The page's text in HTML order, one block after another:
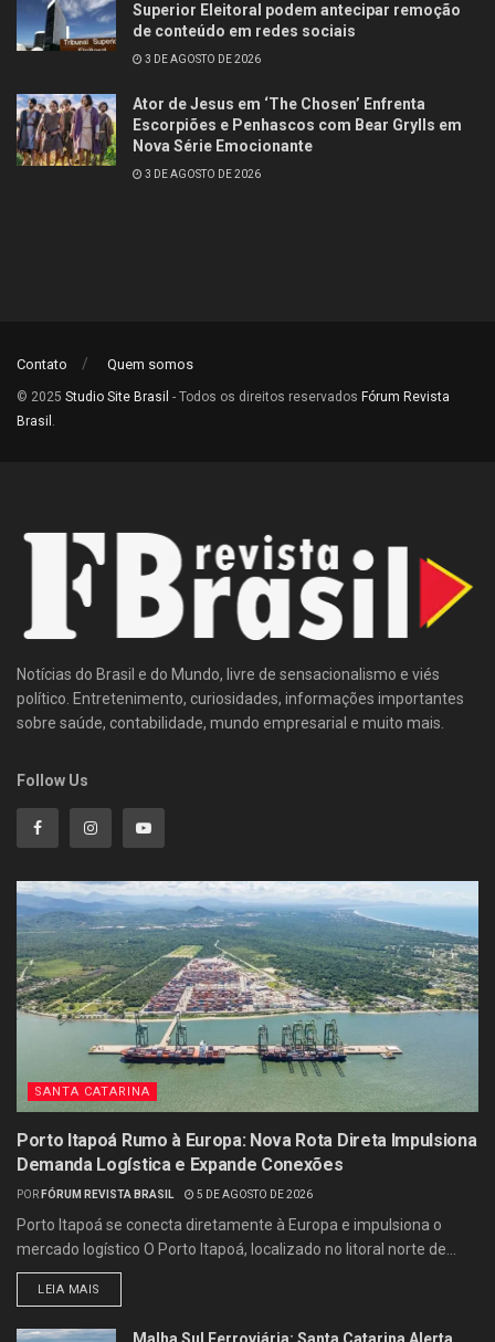
Superior Eleitoral podem antecipar remoção
de conteúdo em redes sociais
3 DE AGOSTO DE 2026
Ator de Jesus em ‘The Chosen’ Enfrenta
Escorpiões e Penhascos com Bear Grylls em
Nova Série Emocionante
3 DE AGOSTO DE 2026
Contato Quem somos
© 2025 Studio Site Brasil - Todos os direitos reservados Fórum Revista
Brasil .
Notícias do Brasil e do Mundo, livre de sensacionalismo e viés
político. Entretenimento, curiosidades, informações importantes
sobre saúde, contabilidade, mundo empresarial e muito mais.
Follow Us
SANTA CATARINA
Porto Itapoá Rumo à Europa: Nova Rota Direta Impulsiona
Demanda Logística e Expande Conexões
POR FÓRUM REVISTA BRASIL 5 DE AGOSTO DE 2026
Porto Itapoá se conecta diretamente à Europa e impulsiona o
mercado logístico O Porto Itapoá, localizado no litoral norte de...
LEIA MAIS